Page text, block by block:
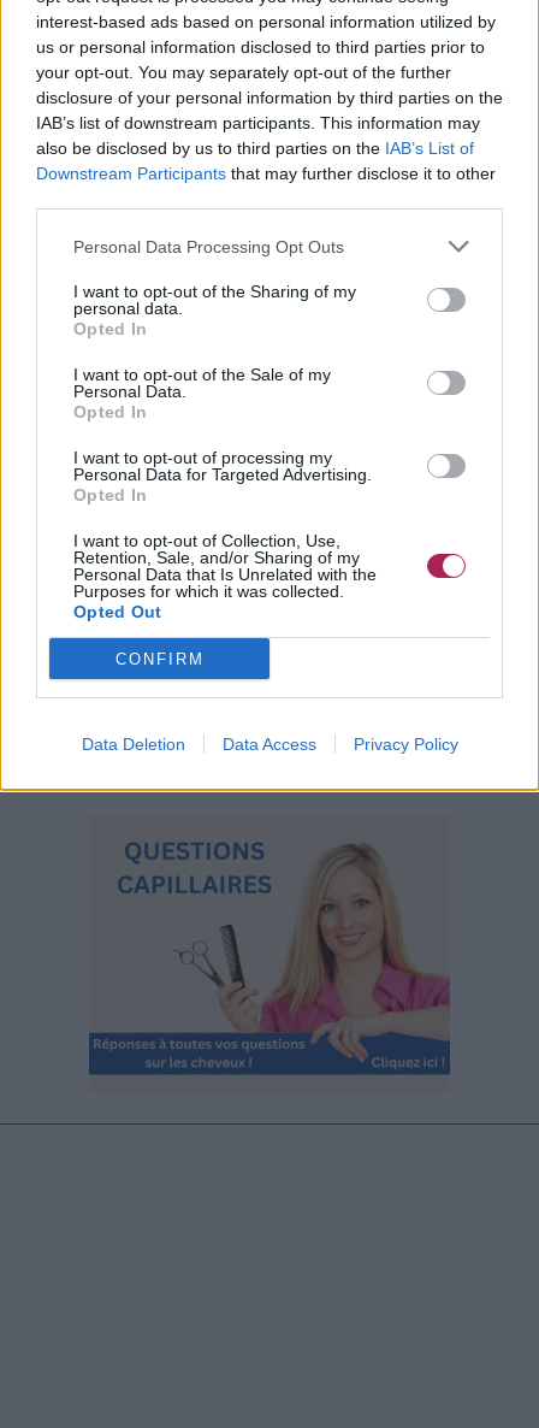
interest-based ads based on personal information utilized by
us or personal information disclosed to third parties prior to
your opt-out. You may separately opt-out of the further
disclosure of your personal information by third parties on the
IAB’s list of downstream participants. This information may
also be disclosed by us to third parties on the IAB’s List of
Downstream Participants that may further disclose it to other
Personal Data Processing Opt Outs
I want to opt-out of the Sharing of my
personal data.
Opted In
I want to opt-out of the Sale of my
Personal Data.
Opted In
I want to opt-out of processing my
Personal Data for Targeted Advertising.
Opted In
I want to opt-out of Collection, Use,
Retention, Sale, and/or Sharing of my
Personal Data that Is Unrelated with the
Purposes for which it was collected.
Opted Out
CONFIRM
Data Deletion Data Access Privacy Policy